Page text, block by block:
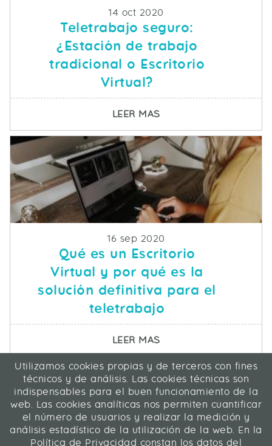
Fecha de publicacion
14 oct 2020
Teletrabajo seguro:
¿Estación de trabajo
tradicional o Escritorio
Virtual?
LEER MASSOBRE TELETRABAJO
Fecha de publicacion
16 sep 2020
Qué es un Escritorio
Virtual y por qué es la
solución definitiva para el
teletrabajo
LEER MASSOBRE QUÉ ES UN
ICA Informática y Comunicaciones Avanzadas SL
C/ La Rábida 27, 28039 Madrid
91 311 04 87
Contacto | Mapa web Legal
Utilizamos cookies propias y de terceros con fines
técnicos y de análisis. Las cookies técnicas son
indispensables para el buen funcionamiento de la
web. Las cookies analíticas nos permiten cuantificar
el número de usuarios y realizar la medición y
análisis estadístico de la utilización de la web. En la
Política de Privacidad constan los datos del